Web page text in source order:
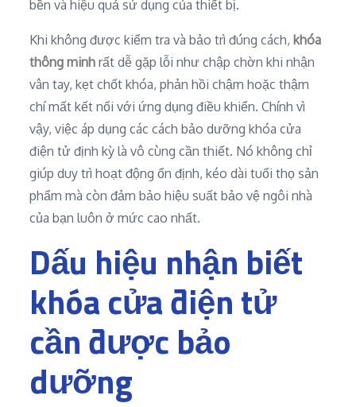
bền và hiệu quả sử dụng của thiết bị.
Khi không được kiểm tra và bảo trì đúng cách,khóa
thông minh rất dễ gặp lỗi như chập chờn khi nhận
vân tay, kẹt chốt khóa, phản hồi chậm hoặc thậm
chí mất kết nối với ứng dụng điều khiển. Chính vì
vậy, việc áp dụng các cách bảo dưỡng khóa cửa
điện tử định kỳ là vô cùng cần thiết. Nó không chỉ
giúp duy trì hoạt động ổn định, kéo dài tuổi thọ sản
phẩm mà còn đảm bảo hiệu suất bảo vệ ngôi nhà
của bạn luôn ở mức cao nhất.
Dấu hiệu nhận biết
khóa cửa điện tử
cần được bảo
dưỡng